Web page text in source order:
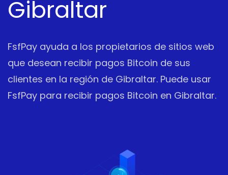
Gibraltar
FsfPay ayuda a los propietarios de sitios web
que desean recibir pagos Bitcoin de sus
clientes en la región de Gibraltar. Puede usar
FsfPay para recibir pagos Bitcoin en Gibraltar.